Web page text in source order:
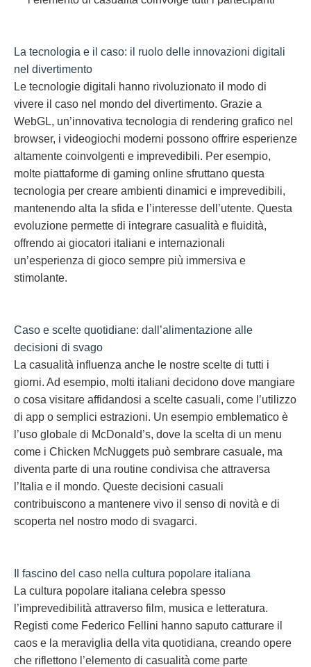
La tecnologia e il caso: il ruolo delle innovazioni digitali
nel divertimento
Le tecnologie digitali hanno rivoluzionato il modo di
vivere il caso nel mondo del divertimento. Grazie a
WebGL, un’innovativa tecnologia di rendering grafico nel
browser, i videogiochi moderni possono offrire esperienze
altamente coinvolgenti e imprevedibili. Per esempio,
molte piattaforme di gaming online sfruttano questa
tecnologia per creare ambienti dinamici e imprevedibili,
mantenendo alta la sfida e l’interesse dell’utente. Questa
evoluzione permette di integrare casualità e fluidità,
offrendo ai giocatori italiani e internazionali
un’esperienza di gioco sempre più immersiva e
stimolante.
Caso e scelte quotidiane: dall’alimentazione alle
decisioni di svago
La casualità influenza anche le nostre scelte di tutti i
giorni. Ad esempio, molti italiani decidono dove mangiare
o cosa visitare affidandosi a scelte casuali, come l’utilizzo
di app o semplici estrazioni. Un esempio emblematico è
l’uso globale di McDonald’s, dove la scelta di un menu
come i Chicken McNuggets può sembrare casuale, ma
diventa parte di una routine condivisa che attraversa
l’Italia e il mondo. Queste decisioni casuali
contribuiscono a mantenere vivo il senso di novità e di
scoperta nel nostro modo di svagarci.
Il fascino del caso nella cultura popolare italiana
La cultura popolare italiana celebra spesso
l’imprevedibilità attraverso film, musica e letteratura.
Registi come Federico Fellini hanno saputo catturare il
caos e la meraviglia della vita quotidiana, creando opere
che riflettono l’elemento di casualità come parte